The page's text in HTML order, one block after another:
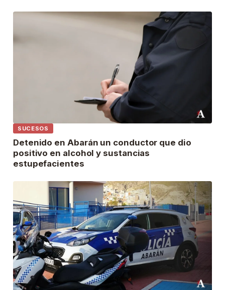
SUCESOS
Detenido en Abarán un conductor que dio
positivo en alcohol y sustancias
estupefacientes